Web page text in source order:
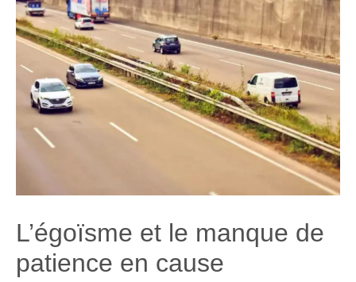
L’égoïsme et le manque de
patience en cause